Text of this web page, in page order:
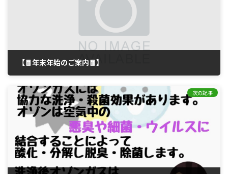
【🧧年末年始のご案内🧧】
次の記事